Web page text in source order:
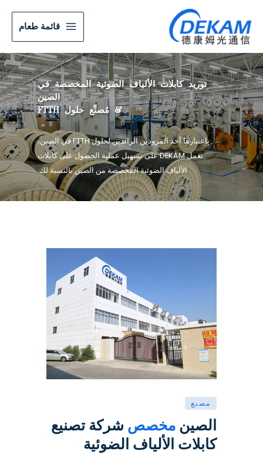
قائمة طعام
توريد كابلات الألياف الضوئية المخصصة في
الصين
& مُصنِّع حلول FTTH
باعتبارها أحد المزودين الرائدين لحلول FTTH في الصين،
تعمل DEKAM على تسهيل عملية الحصول على كابلات
الألياف الضوئية المخصصة من الصين بالنسبة لك.
مصنع
الصين مخصص شركة تصنيع
كابلات الألياف الضوئية